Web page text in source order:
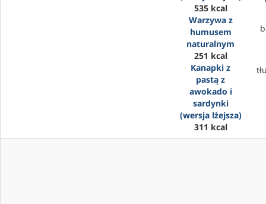
535 kcal
Warzywa z
humusem
naturalnym
251 kcal
Kanapki z
pastą z
awokado i
sardynki
(wersja lżejsza)
311 kcal